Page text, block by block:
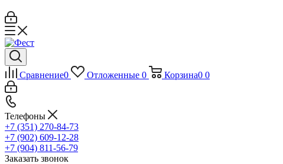
Сравнение0 Отложенные 0 Корзина0 0
Телефоны
+7 (351) 270-84-73
+7 (902) 609-12-28
+7 (904) 811-56-79
Заказать звонок